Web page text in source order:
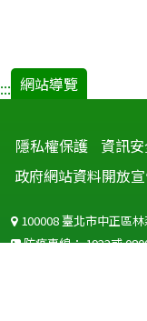
::: 網站導覽
隱私權保護 資訊
政府網站資料開放
100008 臺北市中正區
防疫專線：1922或